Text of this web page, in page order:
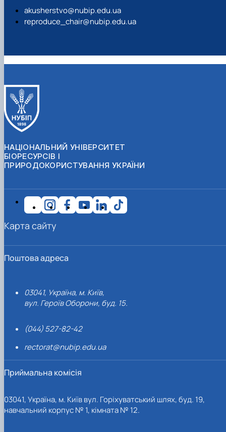
akusherstvo@nubip.edu.ua
reproduce_chair@nubip.edu.ua
НАЦІОНАЛЬНИЙ УНІВЕРСИТЕТ
БІОРЕСУРСІВ І
ПРИРОДОКОРИСТУВАННЯ УКРАЇНИ
Поштова адреса
03041, Україна, м. Київ,
вул. Героїв Оборони, буд. 15.
(044) 527-82-42
rectorat@nubip.edu.ua
Приймальна комісія
03041, Україна, м. Київ вул. Горіхуватський шлях, буд. 19,
навчальний корпус № 1, кімната № 12.
Карта сайту